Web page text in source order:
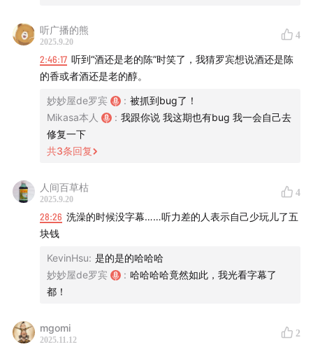
成，募捐名单上会有亚瑟的名字。所谓精神不死，亚瑟所做
的一切都在约翰身上有了传承，支线npc约翰都可以去试着
探索。你会在火车站碰到准备去大城市当作家的玛丽贝斯，
可以试着去打劫他。
这些面对“新生活”的角色，正如亚瑟所期待的那样，有所善
终
听广播的熊
2025.9.20
4
2:46:17 听到“酒还是老的陈”时笑了，我猜罗宾想说酒还是陈
的香或者酒还是老的醇。
妙妙屋de罗宾 : 被抓到bug了！
Mikasa本人
: 我跟你说 我这期也有bug 我一会自己去
修复一下
共3条回复
人间百草枯
2025.9.20
4
28:26 洗澡的时候没字幕……听力差的人表示自己少玩儿了五
块钱
KevinHsu: 是的是的哈哈哈
妙妙屋de罗宾
: 哈哈哈哈竟然如此，我光看字幕了
都！
mgomi
2025.11.12
2